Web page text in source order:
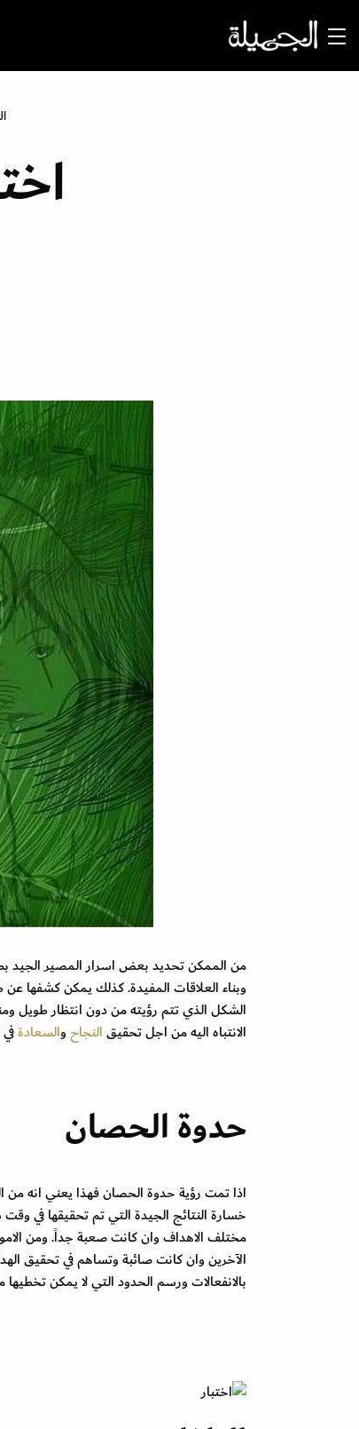
من الممكن تحديد بعض اسرار المصير الجيد
وبناء العلاقات المفيدة. كذلك يمكن كشفها
الشكل الذي تتم رؤيته من دون انتظار طويل
الانتباه اليه من اجل تحقيقالنجاحوالسعادةفي
حدوة الحصان
اذا تمت رؤية حدوة الحصان فهذا يعني انه من
خسارة النتائج الجيدة التي تم تحقيقها في
مختلف الاهداف وان كانت صعبة جداً. ومن
الآخرين وان كانت صائبة وتساهم في تحقيق
بالانفعالات ورسم الحدود التي لا يمكن